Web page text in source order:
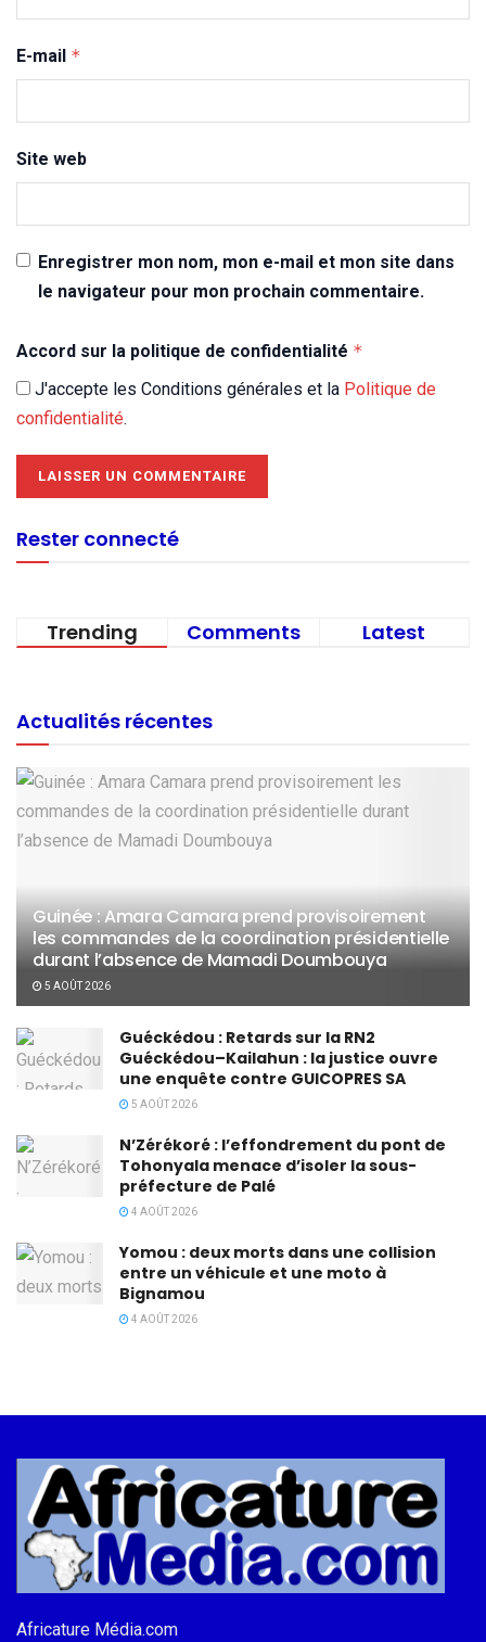
E-mail *
Site web
Enregistrer mon nom, mon e-mail et mon site dans
le navigateur pour mon prochain commentaire.
Accord sur la politique de confidentialité *
J'accepte les Conditions générales et la Politique de
confidentialité.
Rester connecté
Trending Comments Latest
Actualités récentes
Guinée : Amara Camara prend provisoirement
les commandes de la coordination présidentielle
durant l’absence de Mamadi Doumbouya
5 AOÛT 2026
Guéckédou : Retards sur la RN2
Guéckédou–Kailahun : la justice ouvre
une enquête contre GUICOPRES SA
5 AOÛT 2026
N’Zérékoré : l’effondrement du pont de
Tohonyala menace d’isoler la sous-
préfecture de Palé
4 AOÛT 2026
Yomou : deux morts dans une collision
entre un véhicule et une moto à
Bignamou
4 AOÛT 2026
Africature Média.com